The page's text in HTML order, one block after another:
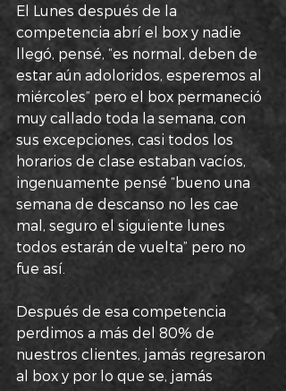
El Lunes después de la
competencia abrí el box y nadie
llegó, pensé, “es normal, deben de
estar aún adoloridos, esperemos al
miércoles” pero el box permaneció
muy callado toda la semana, con
sus excepciones, casi todos los
horarios de clase estaban vacíos,
ingenuamente pensé “bueno una
semana de descanso no les cae
mal, seguro el siguiente lunes
todos estarán de vuelta” pero no
fue así.
Después de esa competencia
perdimos a más del 80% de
nuestros clientes, jamás regresaron
al box y por lo que se, jamás